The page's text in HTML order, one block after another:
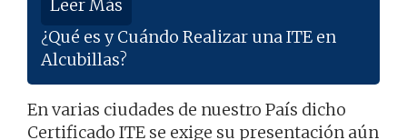
Leer Más
¿Qué es y Cuándo Realizar una ITE en
Alcubillas?
En varias ciudades de nuestro País dicho
Certificado ITE se exige su presentación aún